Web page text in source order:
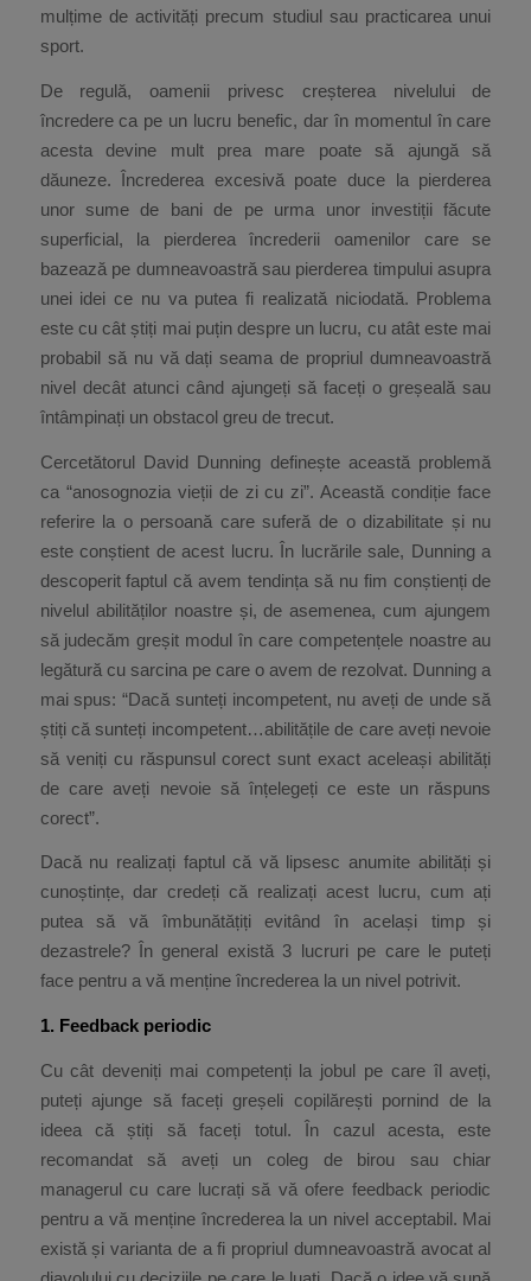
mulțime de activități precum studiul sau practicarea unui
sport.
De regulă, oamenii privesc creșterea nivelului de
încredere ca pe un lucru benefic, dar în momentul în care
acesta devine mult prea mare poate să ajungă să
dăuneze. Încrederea excesivă poate duce la pierderea
unor sume de bani de pe urma unor investiții făcute
superficial, la pierderea încrederii oamenilor care se
bazează pe dumneavoastră sau pierderea timpului asupra
unei idei ce nu va putea fi realizată niciodată. Problema
este cu cât știți mai puțin despre un lucru, cu atât este mai
probabil să nu vă dați seama de propriul dumneavoastră
nivel decât atunci când ajungeți să faceți o greșeală sau
întâmpinați un obstacol greu de trecut.
Cercetătorul David Dunning definește această problemă
ca “anosognozia vieții de zi cu zi”. Această condiție face
referire la o persoană care suferă de o dizabilitate și nu
este conștient de acest lucru. În lucrările sale, Dunning a
descoperit faptul că avem tendința să nu fim conștienți de
nivelul abilităților noastre și, de asemenea, cum ajungem
să judecăm greșit modul în care competențele noastre au
legătură cu sarcina pe care o avem de rezolvat. Dunning a
mai spus: “Dacă sunteți incompetent, nu aveți de unde să
știți că sunteți incompetent…abilitățile de care aveți nevoie
să veniți cu răspunsul corect sunt exact aceleași abilități
de care aveți nevoie să înțelegeți ce este un răspuns
corect”.
Dacă nu realizați faptul că vă lipsesc anumite abilități și
cunoștințe, dar credeți că realizați acest lucru, cum ați
putea să vă îmbunătățiți evitând în același timp și
dezastrele? În general există 3 lucruri pe care le puteți
face pentru a vă menține încrederea la un nivel potrivit.
1. Feedback periodic
Cu cât deveniți mai competenți la jobul pe care îl aveți,
puteți ajunge să faceți greșeli copilărești pornind de la
ideea că știți să faceți totul. În cazul acesta, este
recomandat să aveți un coleg de birou sau chiar
managerul cu care lucrați să vă ofere feedback periodic
pentru a vă menține încrederea la un nivel acceptabil. Mai
există și varianta de a fi propriul dumneavoastră avocat al